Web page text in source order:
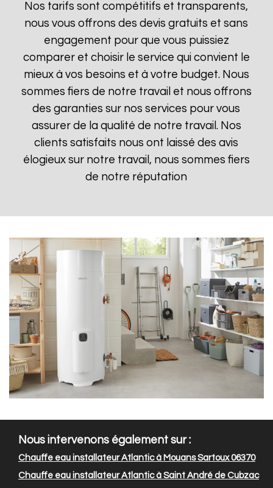
Nos tarifs sont compétitifs et transparents,
nous vous offrons des devis gratuits et sans
engagement pour que vous puissiez
comparer et choisir le service qui convient le
mieux à vos besoins et à votre budget. Nous
sommes fiers de notre travail et nous offrons
des garanties sur nos services pour vous
assurer de la qualité de notre travail. Nos
clients satisfaits nous ont laissé des avis
élogieux sur notre travail, nous sommes fiers
de notre réputation
Nous intervenons également sur :
Chauffe eau installateur Atlantic à Mouans Sartoux 06370
Chauffe eau installateur Atlantic à Saint André de Cubzac